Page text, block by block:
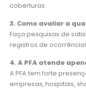
coberturas.
3. Como avaliar a
Faça pesquisas de
registros de
4. A PFA atende
A PFA tem forte
empresas, hospitais,